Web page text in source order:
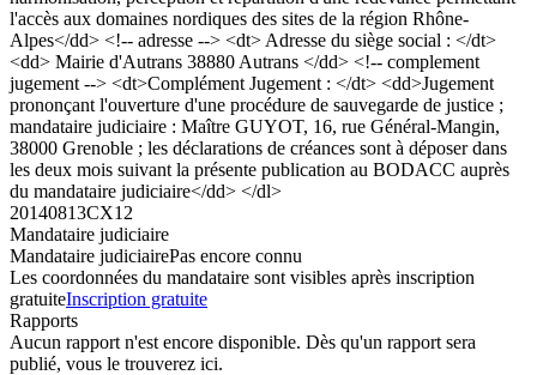
l'accès aux domaines nordiques des sites de la région Rhône-
Alpes</dd> <!-- adresse --> <dt> Adresse du siège social : </dt>
<dd> Mairie d'Autrans 38880 Autrans </dd> <!-- complement
jugement --> <dt>Complément Jugement : </dt> <dd>Jugement
prononçant l'ouverture d'une procédure de sauvegarde de justice ;
mandataire judiciaire : Maître GUYOT, 16, rue Général-Mangin,
38000 Grenoble ; les déclarations de créances sont à déposer dans
les deux mois suivant la présente publication au BODACC auprès
du mandataire judiciaire</dd> </dl>
20140813CX12
Mandataire judiciaire
Mandataire judiciairePas encore connu
Les coordonnées du mandataire sont visibles après inscription
gratuiteInscription gratuite
Rapports
Aucun rapport n'est encore disponible. Dès qu'un rapport sera
publié, vous le trouverez ici.